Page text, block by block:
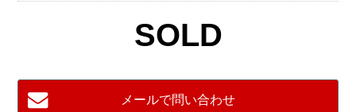
SOLD
メールで問い合わせ